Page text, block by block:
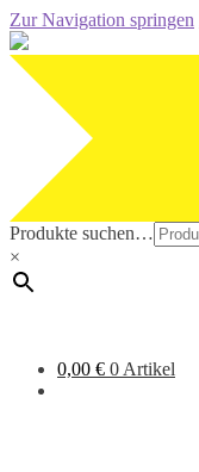
Zur Navigation springen
Produkte suchen…
×
0,00 € 0 Artikel